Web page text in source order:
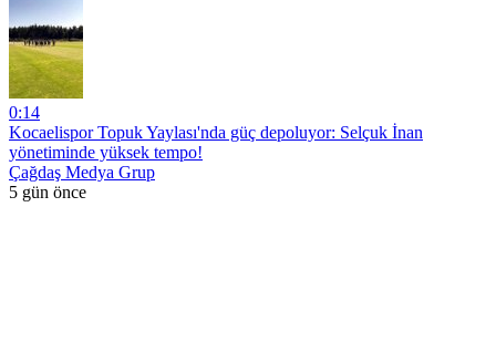
0:14
Kocaelispor Topuk Yaylası'nda güç depoluyor: Selçuk İnan
yönetiminde yüksek tempo!
Çağdaş Medya Grup
5 gün önce